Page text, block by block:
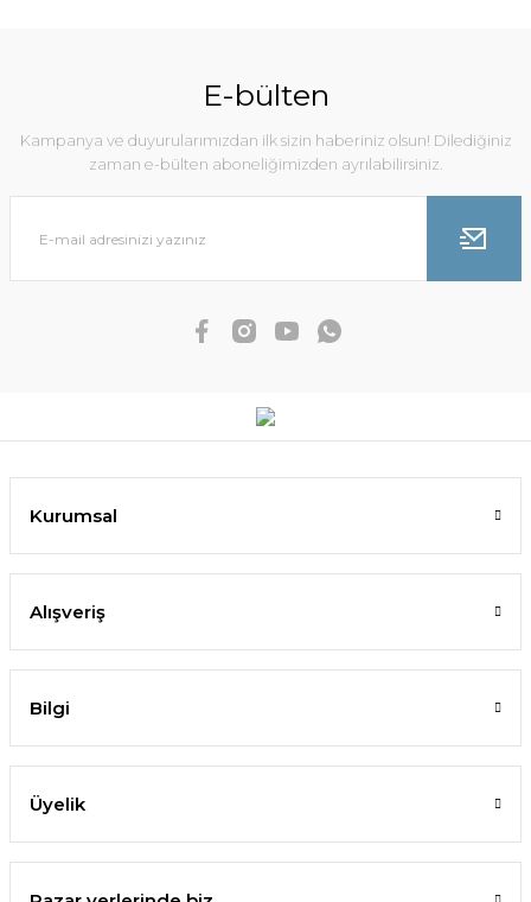
E-bülten
Kampanya ve duyurularımızdan ilk sizin haberiniz olsun! Dilediğiniz
zaman e-bülten aboneliğimizden ayrılabilirsiniz.
Kurumsal
Alışveriş
Bilgi
Üyelik